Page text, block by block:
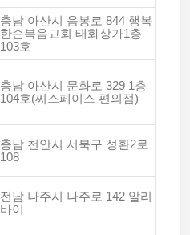
충남 아산시 음봉로 844 행복
한순복음교회 태화상가1층
103호
충남 아산시 문화로 329 1층
104호(씨스페이스 편의점)
충남 천안시 서북구 성환2로
108
전남 나주시 나주로 142 알리
바이